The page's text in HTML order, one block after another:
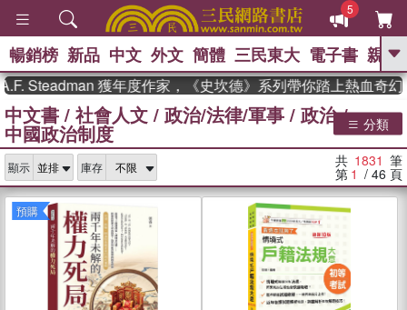
5
GO
熱搜： 東野圭吾 、 The Odyssey 、
、 如果歷史是一群喵 、 暑期
推薦 、 國際布克獎 臺灣漫遊錄 、 方
、 數學女
孩：黎曼猜想 、 偉大的迷走神經
暢銷榜 新品 中文 外文 簡體 三民東大 電子書 親子
獲年度作家，《史坎德》系列帶你踏上熱血奇幻旅程
中文書 / 社會人文 / 政治/法律/軍事 / 政治/
中國政治制度 分類
顯示 庫存 共 1831 筆
第 1 / 46 頁
預購